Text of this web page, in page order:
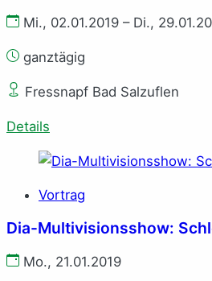
Mi., 02.01.2019 – Di.,
ganztägig
Fressnapf Bad Salzuflen
Details
Vortrag
Dia-Multivisionsshow:
Mo., 21.01.2019